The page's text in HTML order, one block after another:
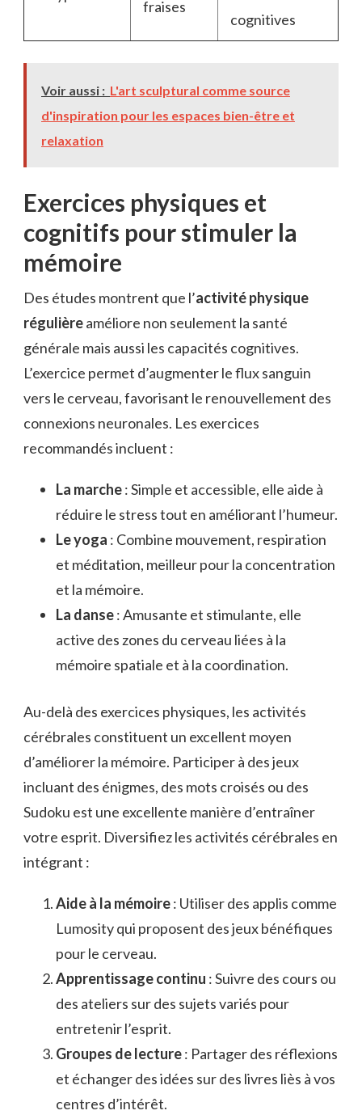
fraises
cognitives
Voir aussi : L'art sculptural comme source
d'inspiration pour les espaces bien-être et
relaxation
Exercices physiques et
cognitifs pour stimuler la
mémoire
Des études montrent que l’activité physique
régulièreaméliore non seulement la santé
générale mais aussi les capacités cognitives.
L’exercice permet d’augmenter le flux sanguin
vers le cerveau, favorisant le renouvellement des
connexions neuronales. Les exercices
recommandés incluent :
La marche: Simple et accessible, elle aide à
réduire le stress tout en améliorant l’humeur.
Le yoga : Combine mouvement, respiration
et méditation, meilleur pour la concentration
et la mémoire.
La danse: Amusante et stimulante, elle
active des zones du cerveau liées à la
mémoire spatiale et à la coordination.
Au-delà des exercices physiques, les activités
cérébrales constituent un excellent moyen
d’améliorer la mémoire. Participer à des jeux
incluant des énigmes, des mots croisés ou des
Sudoku est une excellente manière d’entraîner
votre esprit. Diversifiez les activités cérébrales en
intégrant :
Aide à la mémoire: Utiliser des applis comme
Lumosity qui proposent des jeux bénéfiques
pour le cerveau.
Apprentissage continu : Suivre des cours ou
des ateliers sur des sujets variés pour
entretenir l’esprit.
Groupes de lecture: Partager des réflexions
et échanger des idées sur des livres liès à vos
centres d’intérêt.